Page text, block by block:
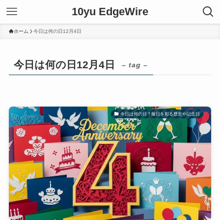
10yu EdgeWire
ホーム 今日は何の日12月4日
今日は何の日12月4日 – tag –
今日は何の日？毎日を彩る歴史や記念日